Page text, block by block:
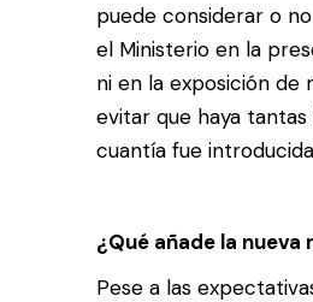
puede considerar o
el Ministerio en la
ni en la exposición
evitar que haya
cuantía fue
¿Qué añade la
Pese a las